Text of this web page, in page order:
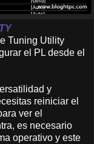
Tuning Utility
el PL desde el
y
reiniciar el
ver el
es necesario
operativo y este